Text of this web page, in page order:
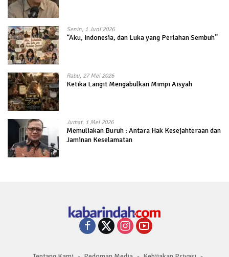
Senin, 1 Juni 2026
“Aku, Indonesia, dan Luka yang Perlahan Sembuh”
Rabu, 27 Mei 2026
Ketika Langit Mengabulkan Mimpi Aisyah
Jumat, 1 Mei 2026
Memuliakan Buruh : Antara Hak Kesejahteraan dan
Jaminan Keselamatan